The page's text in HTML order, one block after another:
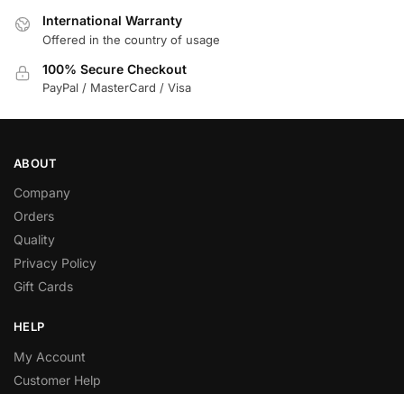
International Warranty
Offered in the country of usage
100% Secure Checkout
PayPal / MasterCard / Visa
ABOUT
Company
Orders
Quality
Privacy Policy
Gift Cards
HELP
My Account
Customer Help